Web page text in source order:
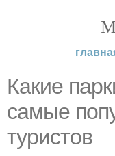
Какие
самые
туристов